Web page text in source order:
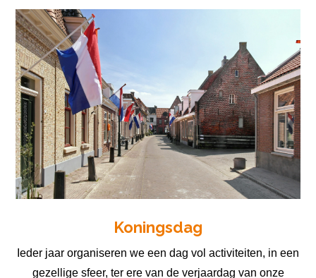
Koningsdag
Ieder jaar organiseren we een dag vol activiteiten, in een
gezellige sfeer, ter ere van de verjaardag van onze